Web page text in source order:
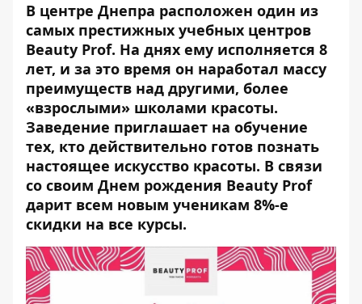
В центре Днепра расположен один из
самых престижных учебных центров
Beauty Prof. На днях ему исполняется 8
лет, и за это время он наработал массу
преимуществ над другими, более
«взрослыми» школами красоты.
Заведение приглашает на обучение
тех, кто действительно готов познать
настоящее искусство красоты. В связи
со своим Днем рождения Beauty Prof
дарит всем новым ученикам 8%-е
скидки на все курсы.